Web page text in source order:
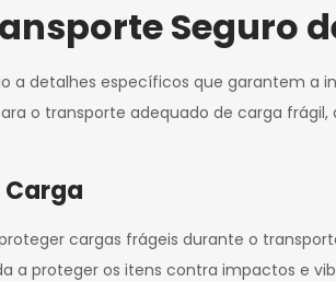
Seguro
a detalhes específicos que garantem a
o transporte adequado de carga
Carga
cargas frágeis durante o
a proteger os itens contra impactos e